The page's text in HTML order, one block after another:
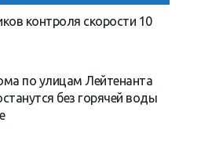
контроля скорости 10
по улицам Лейтенанта
без горячей воды